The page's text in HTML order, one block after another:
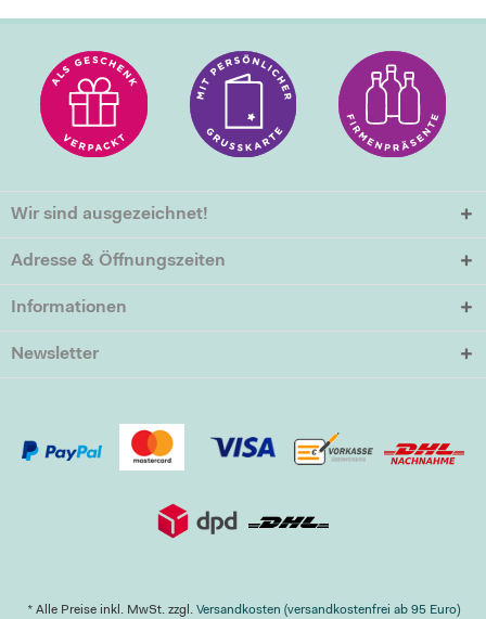
Wir sind ausgezeichnet!
Adresse & Öffnungszeiten
Informationen
Newsletter
* Alle Preise inkl. MwSt. zzgl. Versandkosten (versandkostenfrei ab 95 Euro)